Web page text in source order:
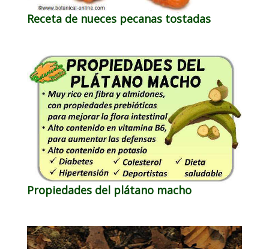
Receta de nueces pecanas tostadas
Propiedades del plátano macho